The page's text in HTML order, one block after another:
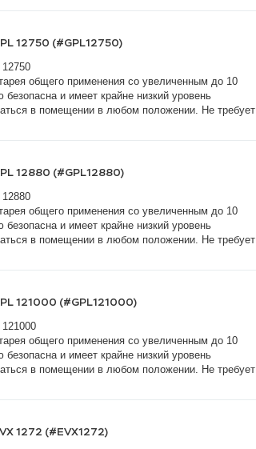
12750 (#GPL12750)
общего применения со увеличенным до 10
и имеет крайне низкий уровень
в помещении в любом положении. Не требует
12880 (#GPL12880)
общего применения со увеличенным до 10
и имеет крайне низкий уровень
в помещении в любом положении. Не требует
121000 (#GPL121000)
общего применения со увеличенным до 10
и имеет крайне низкий уровень
в помещении в любом положении. Не требует
1272 (#EVX1272)